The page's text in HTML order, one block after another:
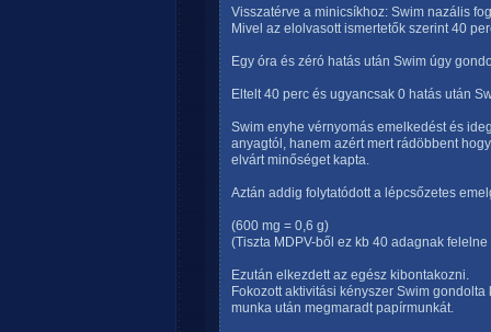
Visszatérve a minicsíkhoz: Swim nazális
Mivel az elolvasott ismertetők szerint 40
Egy óra és zéró hatás után Swim úgy
Eltelt 40 perc és ugyancsak 0 hatás után
Swim enyhe vérnyomás emelkedést és
anyagtól, hanem azért mert rádöbbent
elvárt minőséget kapta.
Aztán addig folytatódott a lépcsőzetes
(600 mg = 0,6 g)
(Tiszta MDPV-ből ez kb 40 adagnak felelne
Ezután elkezdett az egész kibontakozni.
Fokozott aktivitási kényszer Swim
munka után megmaradt papírmunkát.